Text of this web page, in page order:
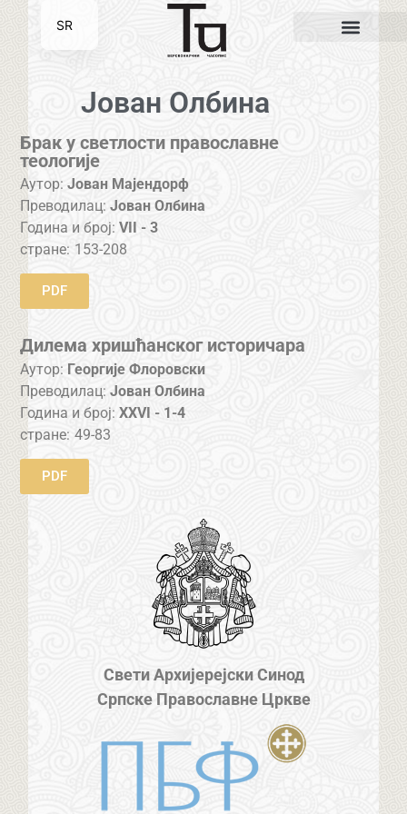
Јован Олбина
Брак у светлости православне
теологије
Аутор: Јован Мајендорф
Преводилац: Јован Олбина
Година и број:VII - 3
стране: 153-208
PDF
Дилема хришћанског историчара
Аутор: Георгије Флоровски
Преводилац: Јован Олбина
Година и број:XXVI - 1-4
стране: 49-83
PDF
Свети Архијерејски Синод
Српске Православне Цркве
SR